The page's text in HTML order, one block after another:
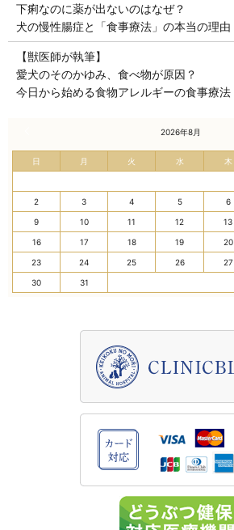
下痢なのに薬が出ないのはなぜ？
犬の慢性腸症と「食事療法」の本当の理由
【獣医師が執筆】
愛犬のそのかゆみ、食べ物が原因？
今日から始める食物アレルギーの食事療法
2026年8月
日 月 火 水 木
2 3 4 5 6
9 10 11 12 13
16 17 18 19 20
23 24 25 26 27
30 31